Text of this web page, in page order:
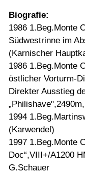
Biografie:
1986 1.Beg.Monte
Südwestrinne im
(Karnischer
1986 1.Beg.Monte
östlicher Vorturm-
Direkter Ausstieg
1994
(Karwendel)
1997 1.Beg.Monte
Doc“,VIII+/A1200
G.Schauer